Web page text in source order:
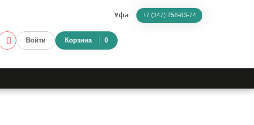
Уфа +7 (347) 258-83-74
Войти Корзина 0